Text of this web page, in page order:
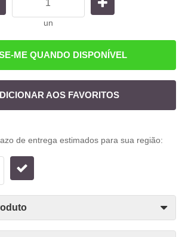
un
ME QUANDO DISPONÍVEL
AOS FAVORITOS
de entrega estimados para sua região: